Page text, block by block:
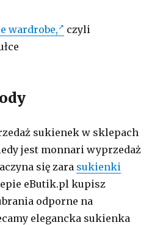
wardrobe,
czyli
sukienek w sklepach
jest monnari wyprzedaż
się zara sukienki
eButik.pl kupisz
odporne na
elegancka sukienka